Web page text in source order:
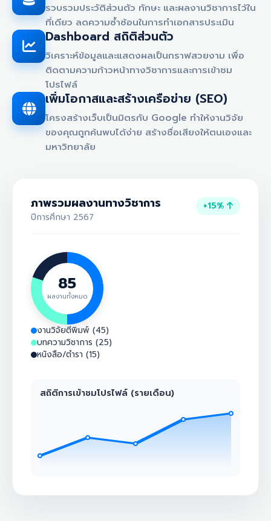
รวบรวมประวัติส่วนตัว ทักษะ และผลงานวิชาการไว้ใน
ที่เดียว ลดความซ้ำซ้อนในการทำเอกสารประเมิน
Dashboard สถิติส่วนตัว
วิเคราะห์ข้อมูลและแสดงผลเป็นกราฟสวยงาม เพื่อ
ติดตามความก้าวหน้าทางวิชาการและการเข้าชม
โปรไฟล์
เพิ่มโอกาสและสร้างเครือข่าย (SEO)
โครงสร้างเว็บเป็นมิตรกับ Google ทำให้งานวิจัย
ของคุณถูกค้นพบได้ง่าย สร้างชื่อเสียงให้ตนเองและ
มหาวิทยาลัย
ภาพรวมผลงานทางวิชาการ
ปีการศึกษา 2567
+15%
85
ผลงานทั้งหมด
งานวิจัยตีพิมพ์ (45)
บทความวิชาการ (25)
หนังสือ/ตำรา (15)
สถิติการเข้าชมโปรไฟล์ (รายเดือน)